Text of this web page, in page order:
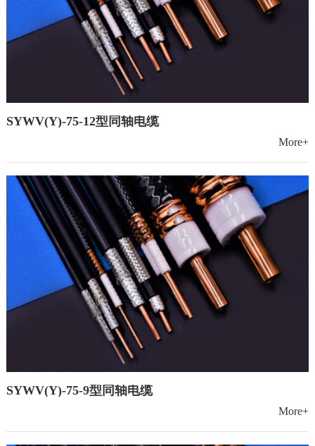
SYWV(Y)-75-12型同轴电缆
More+
SYWV(Y)-75-9型同轴电缆
More+